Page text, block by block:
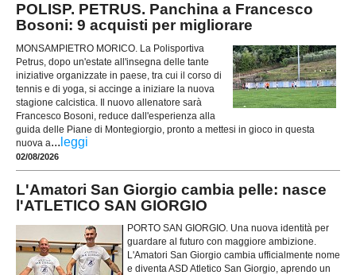
POLISP. PETRUS. Panchina a Francesco
Bosoni: 9 acquisti per migliorare
MONSAMPIETRO MORICO. La Polisportiva
Petrus, dopo un'estate all'insegna delle tante
iniziative organizzate in paese, tra cui il corso di
tennis e di yoga, si accinge a iniziare la nuova
stagione calcistica. Il nuovo allenatore sarà
Francesco Bosoni, reduce dall'esperienza alla
guida delle Piane di Montegiorgio, pronto a mettesi in gioco in questa
nuova a... leggi
02/08/2026
L'Amatori San Giorgio cambia pelle: nasce
l'ATLETICO SAN GIORGIO
PORTO SAN GIORGIO. Una nuova identità per
guardare al futuro con maggiore ambizione.
L'Amatori San Giorgio cambia ufficialmente nome
e diventa ASD Atletico San Giorgio, aprendo un